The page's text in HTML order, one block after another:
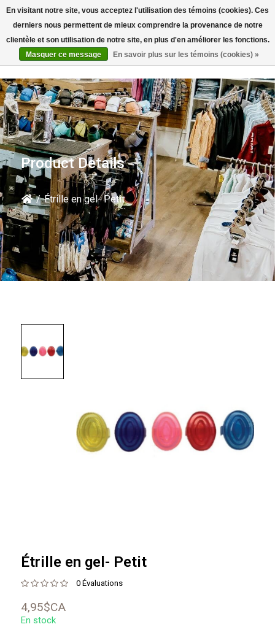
Rechercher
Product Details
/ Étrille en gel- Petit
Étrille en gel- Petit
0 Évaluations
4,95$CA
En stock
En visitant notre site, vous acceptez l'utilisation des témoins (cookies). Ces
derniers nous permettent de mieux comprendre la provenance de notre
clientèle et son utilisation de notre site, en plus d'en améliorer les fonctions.
Masquer ce message
En savoir plus sur les témoins (cookies) »